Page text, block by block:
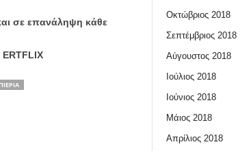
σε επανάληψη κάθε
Οκτώβριος 2018
Σεπτέμβριος 2018
Αύγουστος 2018
Ιούλιος 2018
Ιούνιος 2018
Μάιος 2018
Απρίλιος 2018